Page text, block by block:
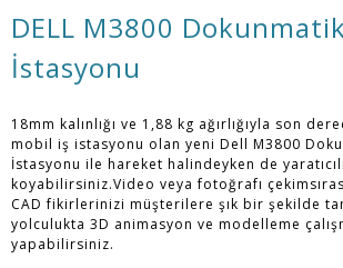
DELL M3800
İstasyonu
18mm kalınlığı ve 1,88 kg ağırlığıyla son
mobil iş istasyonu olan yeni Dell M3800
İstasyonu ile hareket halindeyken de
koyabilirsiniz.Video veya fotoğrafı
CAD fikirlerinizi müşterilere şık bir şekilde
yolculukta 3D animasyon ve modelleme
yapabilirsiniz.